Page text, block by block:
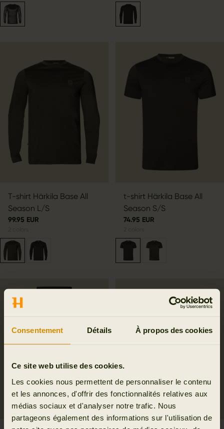
Consentement Détails À propos des cookies
Ce site web utilise des cookies.
Les cookies nous permettent de personnaliser le contenu
et les annonces, d'offrir des fonctionnalités relatives aux
médias sociaux et d'analyser notre trafic. Nous
partageons également des informations sur l'utilisation de
T-shirt Härkila Base All
Season L/S
99.95 EUR
t-shirt Härkila Base All
Season S/S
74.95 EUR